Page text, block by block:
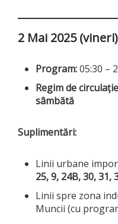
2 Mai 2025 (vineri)
Program:05:30 –
Regim de
sâmbătă
Suplimentări:
Linii urbane
25, 9, 24B, 30, 31,
Linii spre zona
Muncii (cu